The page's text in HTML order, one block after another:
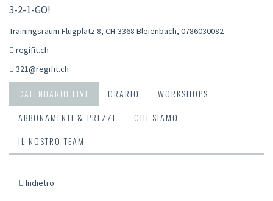
3-2-1-GO!
Trainingsraum Flugplatz 8, CH-3368 Bleienbach, 0786030082
regifit.ch
321@regifit.ch
CALENDARIO LIVE ORARIO
WORKSHOPS
ABBONAMENTI & PREZZI
CHI SIAMO
IL NOSTRO TEAM
Indietro